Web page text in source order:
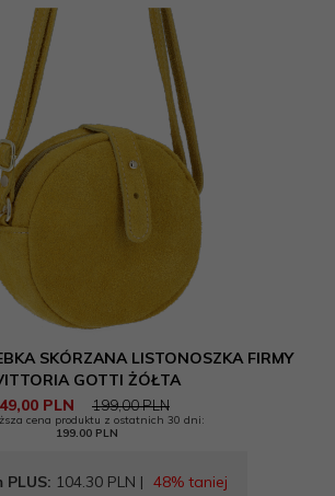
- ze wzorem
premium
zamsz naturalny
SKÓRZANA LISTONOSZKA FIRMY
GOTTI ŻÓŁTA
00 PLN 199,00 PLN
cena produktu z ostatnich 30 dni:
199.00 PLN
PLUS: 104.30 PLN | 48% taniej